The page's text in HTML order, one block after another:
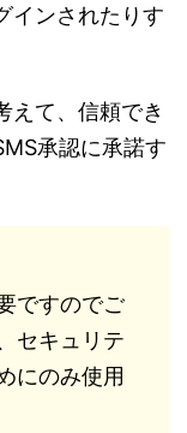
インされたりす
えて、信頼でき
承認に承諾す
ですのでご
セキュリテ
にのみ使用